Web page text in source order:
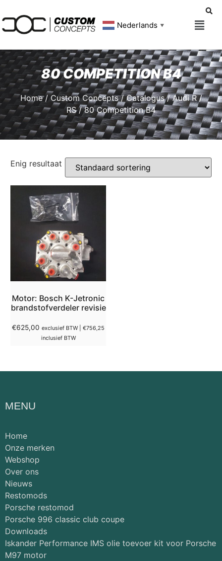
Nederlands ▼
80 COMPETITION B4
Home/ Custom Concepts/Catalogus/Audi R /
RS/ 80 Competition B4
Enig resultaat
Motor: Bosch K-Jetronic
brandstofverdeler revisie
€625,00 exclusief BTW | €756,25
inclusief BTW
MENU
Home
Onze merken
Webshop
Over ons
Nieuws
Restomods
Porsche restomod
Porsche 996 classic club coupe
Downloads
Iskander Performance IMS olie toevoer kit voor Porsche
M97 motor